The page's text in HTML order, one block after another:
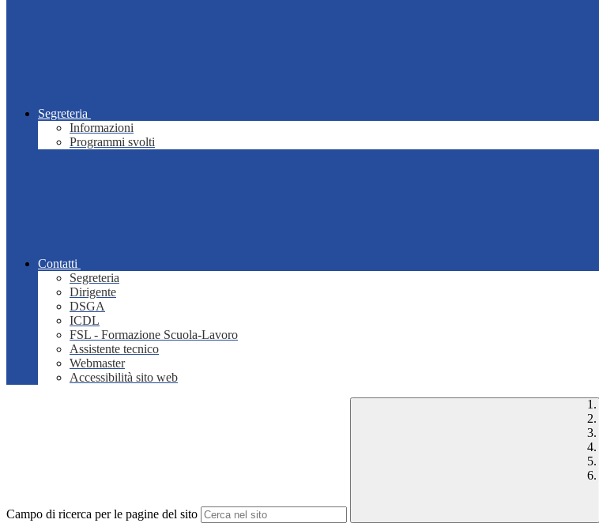
Segreteria
Informazioni
Programmi svolti
Contatti
Segreteria
Dirigente
DSGA
ICDL
FSL - Formazione Scuola-Lavoro
Assistente tecnico
Webmaster
Accessibilità sito web
Campo di ricerca per le pagine del sito